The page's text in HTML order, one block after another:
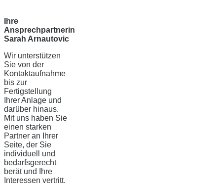
Ihre
Ansprechpartnerin
Sarah Arnautovic
Wir unterstützen
Sie von der
Kontaktaufnahme
bis zur
Fertigstellung
Ihrer Anlage und
darüber hinaus.
Mit uns haben Sie
einen starken
Partner an Ihrer
Seite, der Sie
individuell und
bedarfsgerecht
berät und Ihre
Interessen vertritt.